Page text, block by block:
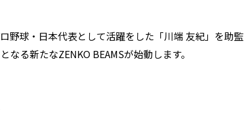
野球・日本代表として活躍をした「川端 友紀」を助監
る新たなZENKO BEAMSが始動します。